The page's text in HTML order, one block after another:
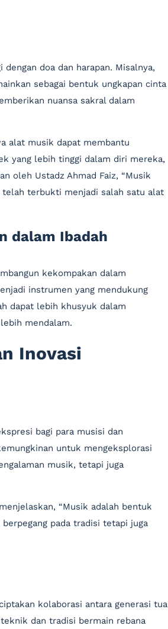
doa dan harapan. Misalnya,
sebagai bentuk ungkapan cinta
nuansa sakral dalam
alat musik dapat membantu
yang lebih tinggi dalam diri mereka,
oleh Ustadz Ahmad Faiz, “Musik
terbukti menjadi salah satu alat
dalam Ibadah
kekompakan dalam
instrumen yang mendukung
dapat lebih khusyuk dalam
mendalam.
Inovasi
bagi para musisi dan
untuk mengeksplorasi
musik, tetapi juga
“Musik adalah bentuk
pada tradisi tetapi juga
kolaborasi antara generasi tua
dan tradisi bermain rebana